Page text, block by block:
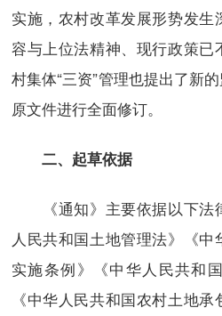
实施，农村改革发展形势发
容与上位法精神、现行政策已
村集体“三资”管理也提出了新
原文件进行全面修订。
二、起草依据
《通知》主要依据以下法
人民共和国土地管理法》《
实施条例》《中华人民共和
《中华人民共和国农村土地